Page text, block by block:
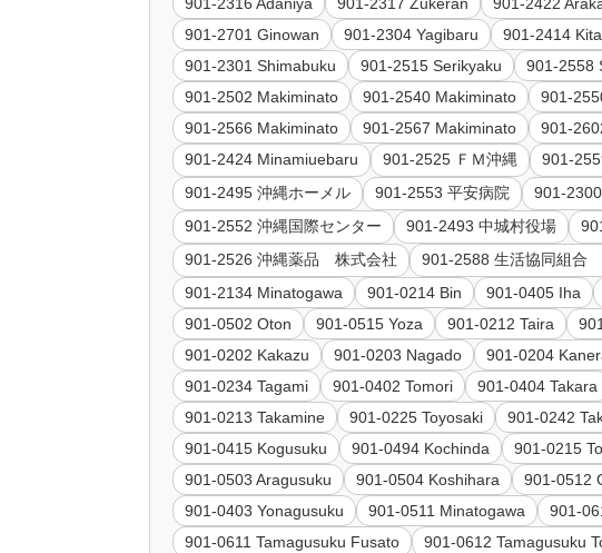
901-2316 Adaniya
901-2317 Zukeran 901-2422
901-2701 Ginowan
901-2304 Yagibaru 901-2414
901-2301 Shimabuku
901-2515 Serikyaku 901-2558
901-2502 Makiminato
901-2540 Makiminato 901-
901-2566 Makiminato
901-2567 Makiminato 901-
901-2424 Minamiuebaru
901-2525 ＦＭ沖縄 901-
901-2495 沖縄ホーメル
901-2553 平安病院 901-
901-2552 沖縄国際センター
901-2493 中城村役場
901-2526 沖縄薬品 株式会社
901-2588 生活協同組合
901-2134 Minatogawa
901-0214 Bin 901-0405 Iha
901-0502 Oton
901-0515 Yoza 901-0212 Taira
901-0202 Kakazu
901-0203 Nagado 901-0204
901-0234 Tagami
901-0402 Tomori 901-0404 Takara
901-0213 Takamine
901-0225 Toyosaki 901-0242
901-0415 Kogusuku
901-0494 Kochinda 901-0215
901-0503 Aragusuku
901-0504 Koshihara 901-0512
901-0403 Yonagusuku
901-0511 Minatogawa 901-
901-0611 Tamagusuku Fusato
901-0612 Tamagusuku